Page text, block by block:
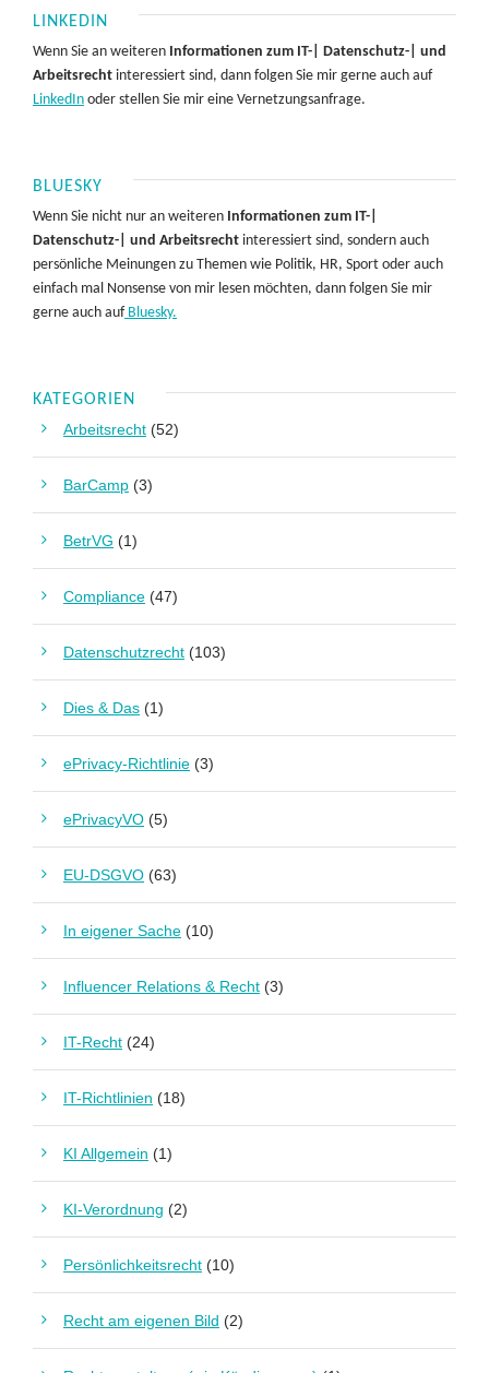
LINKEDIN
Wenn Sie an weiteren Informationen zum IT-| Datenschutz-| und
Arbeitsrecht interessiert sind, dann folgen Sie mir gerne auch auf
LinkedIn oder stellen Sie mir eine Vernetzungsanfrage.
BLUESKY
Wenn Sie nicht nur an weiteren Informationen zum IT-|
Datenschutz-| und Arbeitsrecht interessiert sind, sondern auch
persönliche Meinungen zu Themen wie Politik, HR, Sport oder auch
einfach mal Nonsense von mir lesen möchten, dann folgen Sie mir
gerne auch aufBluesky.
KATEGORIEN
Arbeitsrecht (52)
BarCamp (3)
BetrVG (1)
Compliance (47)
Datenschutzrecht (103)
Dies & Das (1)
ePrivacy-Richtlinie (3)
ePrivacyVO (5)
EU-DSGVO (63)
In eigener Sache (10)
Influencer Relations & Recht (3)
IT-Recht (24)
IT-Richtlinien (18)
KI Allgemein (1)
KI-Verordnung (2)
Persönlichkeitsrecht (10)
Recht am eigenen Bild (2)